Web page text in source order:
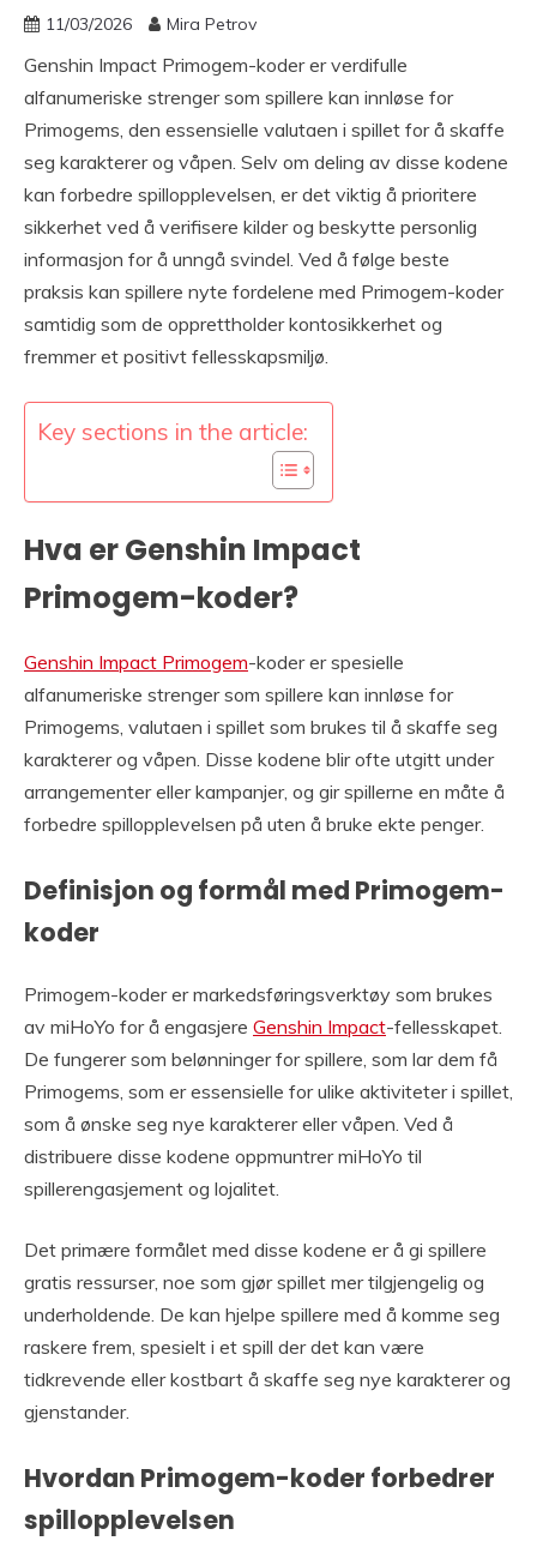
11/03/2026 Mira Petrov
Genshin Impact Primogem-koder er verdifulle
alfanumeriske strenger som spillere kan innløse for
Primogems, den essensielle valutaen i spillet for å skaffe
seg karakterer og våpen. Selv om deling av disse kodene
kan forbedre spillopplevelsen, er det viktig å prioritere
sikkerhet ved å verifisere kilder og beskytte personlig
informasjon for å unngå svindel. Ved å følge beste
praksis kan spillere nyte fordelene med Primogem-koder
samtidig som de opprettholder kontosikkerhet og
fremmer et positivt fellesskapsmiljø.
Key sections in the article:
Hva er Genshin Impact
Primogem-koder?
Genshin Impact Primogem-koder er spesielle
alfanumeriske strenger som spillere kan innløse for
Primogems, valutaen i spillet som brukes til å skaffe seg
karakterer og våpen. Disse kodene blir ofte utgitt under
arrangementer eller kampanjer, og gir spillerne en måte å
forbedre spillopplevelsen på uten å bruke ekte penger.
Definisjon og formål med Primogem-
koder
Primogem-koder er markedsføringsverktøy som brukes
av miHoYo for å engasjere Genshin Impact-fellesskapet.
De fungerer som belønninger for spillere, som lar dem få
Primogems, som er essensielle for ulike aktiviteter i spillet,
som å ønske seg nye karakterer eller våpen. Ved å
distribuere disse kodene oppmuntrer miHoYo til
spillerengasjement og lojalitet.
Det primære formålet med disse kodene er å gi spillere
gratis ressurser, noe som gjør spillet mer tilgjengelig og
underholdende. De kan hjelpe spillere med å komme seg
raskere frem, spesielt i et spill der det kan være
tidkrevende eller kostbart å skaffe seg nye karakterer og
gjenstander.
Hvordan Primogem-koder forbedrer
spillopplevelsen